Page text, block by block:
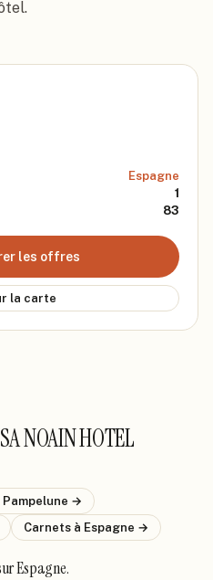
Espagne
1
83
les offres
la carte
NOAIN HOTEL
Pampelune →
Carnets à Espagne →
Espagne.